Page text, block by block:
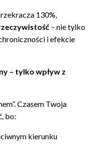
130%,
– nie tylko
i efekcie
– tylko wpływ z
Czasem Twoja
bo:
kierunku